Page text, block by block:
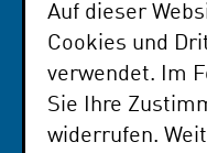
PARTNER
Der Paritätische
Parzival-Zentrum
Auf dieser
Cookies und
verwendet. Im
Sie Ihre
widerrufen.